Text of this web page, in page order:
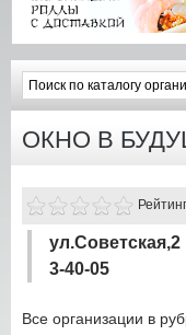
ОКНО В
ул.Советская,2
3-40-05
Все организации в